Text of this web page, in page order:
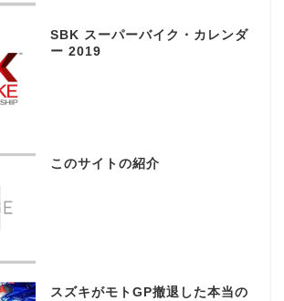
SBK スーパーバイク・カレンダ
ー 2019
このサイトの紹介
スズキがモトGP撤退した本当の